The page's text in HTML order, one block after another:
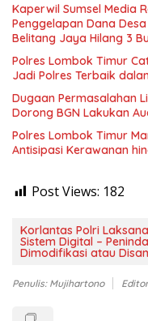
Kaperwil Sumsel Media
Penggelapan Dana
Belitang Jaya Hilang 3
Polres Lombok Timur
Jadi Polres Terbaik
Dugaan Permasalahan
Dorong BGN Lakukan
Polres Lombok Timur
Antisipasi Kerawanan
Post Views: 182
Korlantas Polri
Sistem Digital –
Dimodifikasi atau
Penulis: Mujihartono